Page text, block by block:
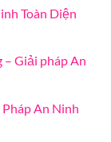
Toàn Diện
– Giải pháp An
An Ninh